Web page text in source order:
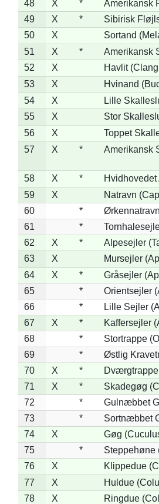
48
X *
Amerikansk
49
X *
Sibirisk
50
X
Sortand
51
X *
Amerikansk
52
X
Havlit
53
X
Hvinand
54
X
Lille
55
X
Stor
56
X
Toppet
57
X * Amerikansk
58 X *
59
X
Natravn
60
*
61
*
62
X *
Alpesejler
63
X
Mursejler
64
X *
Gråsejler
65
*
Orientsejler
66
*
Lille Sejler
67
X *
Kaffersejler
68
*
Stortrappe
69
*
Østlig
70
X *
Dværgtrappe
71
X *
Skadegøg
72
*
Gulnæbbet
73
*
Sortnæbbet
74
X
Gøg
75
*
Steppehøne
76
X
Klippedue
77
X
Huldue
78
X
Ringdue